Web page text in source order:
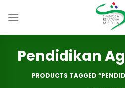
Pendidikan
PRODUCTS TAGGED